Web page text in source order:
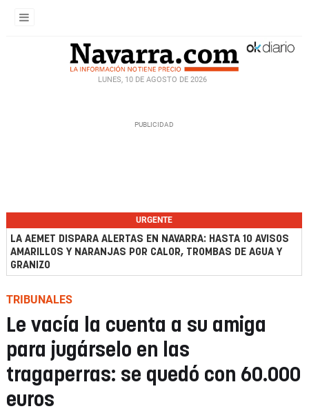
LUNES, 10 DE AGOSTO DE 2026
URGENTE
LA AEMET DISPARA ALERTAS EN NAVARRA: HASTA 10 AVISOS
AMARILLOS Y NARANJAS POR CALOR, TROMBAS DE AGUA Y
GRANIZO
TRIBUNALES
Le vacía la cuenta a su amiga
para jugárselo en las
tragaperras: se quedó con 60.000
euros